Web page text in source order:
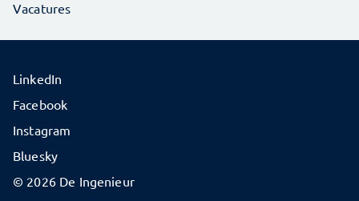
Vacatures
© 2026 De Ingenieur
LinkedIn
Facebook
Instagram
Bluesky